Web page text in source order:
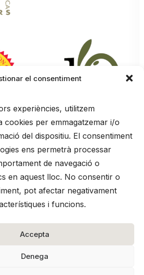
el consentiment
experiències, utilitzem
cookies per emmagatzemar i/o
del dispositiu. El consentiment
ens permetrà processar
de navegació o
en aquest lloc. No consentir o
pot afectar negativament
i funcions.
Accepta
Denega
legal
de galetes
de privacitat